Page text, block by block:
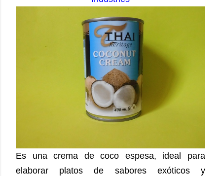
Es una crema de coco espesa, ideal para
elaborar platos de sabores exóticos y